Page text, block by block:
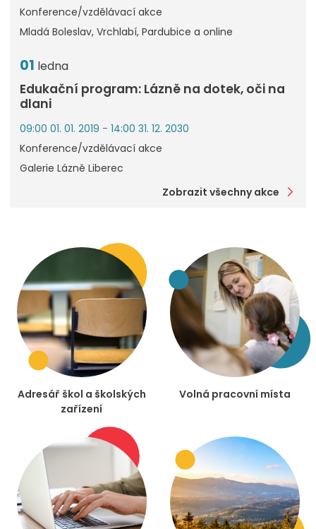
Konference/vzdělávací akce
Mladá Boleslav, Vrchlabí, Pardubice a online
01 ledna
Edukační program: Lázně na dotek, oči na
dlani
09:00 01. 01. 2019 - 14:00 31. 12. 2030
Konference/vzdělávací akce
Galerie Lázně Liberec
Zobrazit všechny akce
Adresář škol a školských
zařízení
Volná pracovní místa